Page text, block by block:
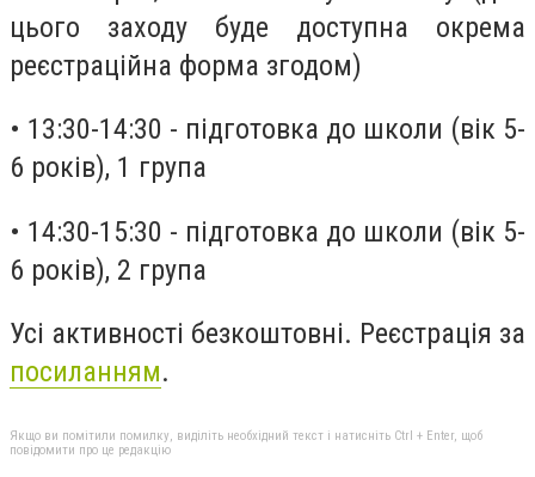
цього заходу буде доступна окрема
реєстраційна форма згодом)
• 13:30-14:30 - підготовка до школи (вік 5-
6 років), 1 група
• 14:30-15:30 - підготовка до школи (вік 5-
6 років), 2 група
Усі активності безкоштовні. Реєстрація за
посиланням.
Якщо ви помітили помилку, виділіть необхідний текст і натисніть Ctrl + Enter, щоб
повідомити про це редакцію